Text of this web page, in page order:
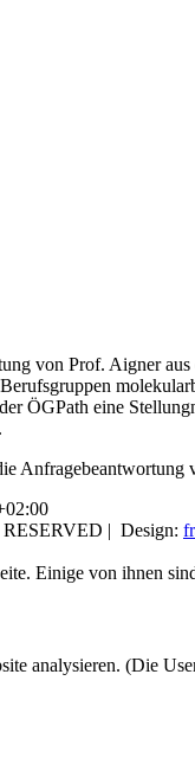
von Prof. Aigner
ÖGPath eine
Anfragebeantwortung
| Design:
Einige von ihnen
analysieren. (Die